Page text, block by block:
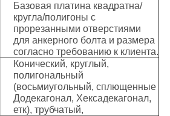
Базовая платина квадратна/
кругла/полигоны с
прорезанными отверстиями
для анкерного болта и размера
согласно требованию к клиента.
Конический, круглый,
полигональный
(восьмиугольный, сплющенные
Додекагонал, Хексадекагонал,
етк), трубчатый,